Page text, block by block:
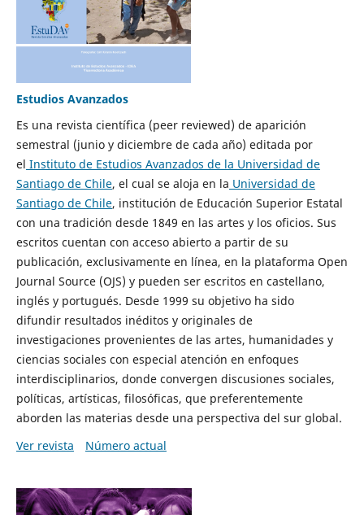
Estudios Avanzados
Es una revista científica (peer reviewed) de aparición
semestral (junio y diciembre de cada año) editada por
el Instituto de Estudios Avanzados de la Universidad de
Santiago de Chile, el cual se aloja en la Universidad de
Santiago de Chile, institución de Educación Superior Estatal
con una tradición desde 1849 en las artes y los oficios. Sus
escritos cuentan con acceso abierto a partir de su
publicación, exclusivamente en línea, en la plataforma Open
Journal Source (OJS) y pueden ser escritos en castellano,
inglés y portugués. Desde 1999 su objetivo ha sido
difundir resultados inéditos y originales de
investigaciones provenientes de las artes, humanidades y
ciencias sociales con especial atención en enfoques
interdisciplinarios, donde convergen discusiones sociales,
políticas, artísticas, filosóficas, que preferentemente
aborden las materias desde una perspectiva del sur global.
Ver revista
Número actual